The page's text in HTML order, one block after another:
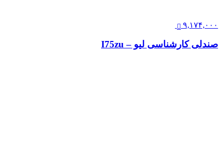
۹,۱۷۴,۰۰۰
صندلی کارشناسی لیو – I75zu